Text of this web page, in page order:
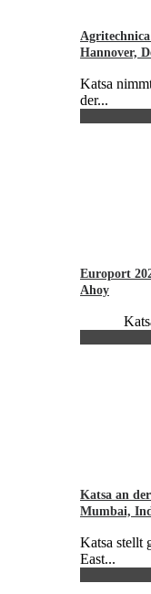
Agritechnica
Hannover,
Katsa
der...
Europort
Ahoy
Katsa
Katsa an
Mumbai,
Katsa stellt
East...